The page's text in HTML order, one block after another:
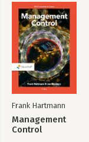
Frank Hartmann
Management
Control